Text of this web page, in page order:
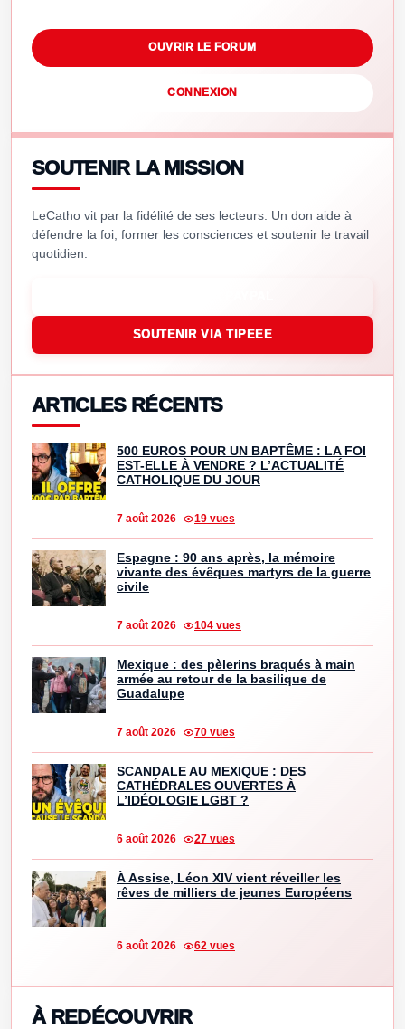
OUVRIR LE FORUM
CONNEXION
SOUTENIR LA MISSION
LeCatho vit par la fidélité de ses lecteurs. Un don aide à
défendre la foi, former les consciences et soutenir le travail
quotidien.
SOUTENIR VIA TIPEEE
ARTICLES RÉCENTS
500 EUROS POUR UN BAPTÊME : LA FOI
EST-ELLE À VENDRE ? L’ACTUALITÉ
CATHOLIQUE DU JOUR
7 août 2026 19 vues
Espagne : 90 ans après, la mémoire
vivante des évêques martyrs de la guerre
civile
7 août 2026 104 vues
Mexique : des pèlerins braqués à main
armée au retour de la basilique de
Guadalupe
7 août 2026 70 vues
SCANDALE AU MEXIQUE : DES
CATHÉDRALES OUVERTES À
L’IDÉOLOGIE LGBT ?
6 août 2026 27 vues
À Assise, Léon XIV vient réveiller les
rêves de milliers de jeunes Européens
6 août 2026 62 vues
À REDÉCOUVRIR